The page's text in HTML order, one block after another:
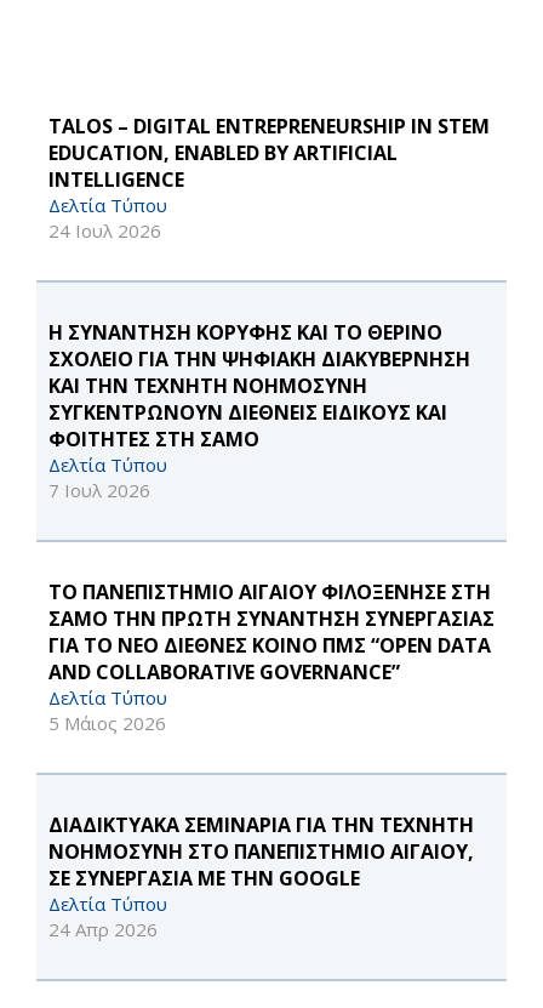
TALOS – DIGITAL ENTREPRENEURSHIP IN STEM
EDUCATION, ENABLED BY ARTIFICIAL
INTELLIGENCE
Δελτία Τύπου
24 Ιουλ 2026
Η ΣΥΝΑΝΤΗΣΗ ΚΟΡΥΦΗΣ ΚΑΙ ΤΟ ΘΕΡΙΝΟ
ΣΧΟΛΕΙΟ ΓΙΑ ΤΗΝ ΨΗΦΙΑΚΗ ΔΙΑΚΥΒΕΡΝΗΣΗ
ΚΑΙ ΤΗΝ ΤΕΧΝΗΤΗ ΝΟΗΜΟΣΥΝΗ
ΣΥΓΚΕΝΤΡΩΝΟΥΝ ΔΙΕΘΝΕΙΣ ΕΙΔΙΚΟΥΣ ΚΑΙ
ΦΟΙΤΗΤΕΣ ΣΤΗ ΣΑΜΟ
Δελτία Τύπου
7 Ιουλ 2026
ΤΟ ΠΑΝΕΠΙΣΤΗΜΙΟ ΑΙΓΑΙΟΥ ΦΙΛΟΞΕΝΗΣΕ ΣΤΗ
ΣΑΜΟ ΤΗΝ ΠΡΩΤΗ ΣΥΝΑΝΤΗΣΗ ΣΥΝΕΡΓΑΣΙΑΣ
ΓΙΑ ΤΟ ΝΕΟ ΔΙΕΘΝΕΣ ΚΟΙΝΟ ΠΜΣ “OPEN DATA
AND COLLABORATIVE GOVERNANCE”
Δελτία Τύπου
5 Μάιος 2026
ΔΙΑΔΙΚΤΥΑΚΑ ΣΕΜΙΝΑΡΙΑ ΓΙΑ ΤΗΝ ΤΕΧΝΗΤΗ
ΝΟΗΜΟΣΥΝΗ ΣΤΟ ΠΑΝΕΠΙΣΤΗΜΙΟ ΑΙΓΑΙΟΥ,
ΣΕ ΣΥΝΕΡΓΑΣΙΑ ΜΕ ΤΗΝ GOOGLE
Δελτία Τύπου
24 Απρ 2026